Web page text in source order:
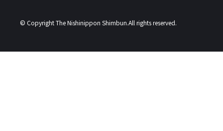
© Copyright The Nishinippon Shimbun.All rights reserved.